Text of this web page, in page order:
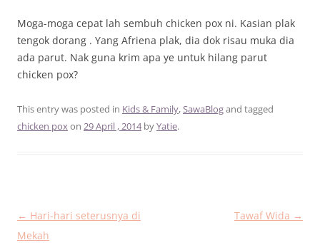
Moga-moga cepat lah sembuh chicken pox ni. Kasian plak
tengok dorang . Yang Afriena plak, dia dok risau muka dia
ada parut. Nak guna krim apa ye untuk hilang parut
chicken pox?
This entry was posted in Kids & Family,SawaBlogand tagged
chicken poxon 29 April , 2014byYatie.
Post
navigation
← Hari-hari seterusnya di
Mekah
Tawaf Wida →